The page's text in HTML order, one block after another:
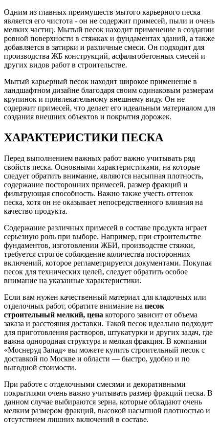
Одним из главных преимуществ мытого карьерного песка
является его чистота - он не содержит примесей, пыли и очень
мелких частиц. Мытый песок находит применение в создании
ровной поверхности в стяжках и фундаментах зданий, а также
добавляется в затирки и различные смеси. Он подходит для
производства ЖБ конструкций, асфальтобетонных смесей и
других видов работ в строительстве.
Мытый карьерный песок находит широкое применение в
ландшафтном дизайне благодаря своим одинаковым размерам
крупинок и привлекательному внешнему виду. Он не
содержит примесей, что делает его идеальным материалом для
создания внешних объектов и покрытия дорожек.
ХАРАКТЕРИСТИКИ ПЕСКА
Перед выполнением важных работ важно учитывать ряд
свойств песка. Основными характеристиками, на которые
следует обратить внимание, являются насыпная плотность,
содержание посторонних примесей, размер фракций и
фильтрующая способность. Важно также учесть оттенок
песка, хотя он не оказывает непосредственного влияния на
качество продукта.
Содержание различных примесей в составе продукта играет
серьезную роль при выборе. Например, при строительстве
фундаментов, изготовлении ЖБИ, производстве стяжки,
требуется строгое соблюдение количества посторонних
включений, которое регламетрируется документами. Покупая
песок для технических целей, следует обратить особое
внимание на указанные характеристики.
Если вам нужен качественный материал для кладочных или
отделочных работ, обратите внимание на песок
строительный мелкий, цена которого зависит от объема
заказа и расстояния доставки. Такой песок идеально подходит
для приготовления растворов, штукатурки и других задач, где
важна однородная структура и мелкая фракция. В компании
«Моснеруд Запад» вы можете купить строительный песок с
доставкой по Москве и области — быстро, удобно и по
выгодной стоимости.
При работе с отделочными смесями и декоративными
покрытиями очень важно учитывать размер фракций песка. В
данном случае выбираются зерна, которые обладают очень
мелким размером фракций, высокой насыпной плотностью и
отсутствием лишних включений в составе.